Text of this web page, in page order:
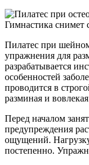
Гимнастика
Пилатес при
упражнения для
разрабатывается
особенностей
проводится в
разминая и
Перед началом
предупреждения
ощущений.
постепенно.